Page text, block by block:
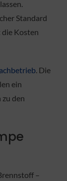
Standard
die Kosten
. Die
ein
den
–